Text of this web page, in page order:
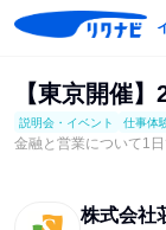
【東京開催
説明会・イベント 仕事体
金融と営業について1日
株式会社